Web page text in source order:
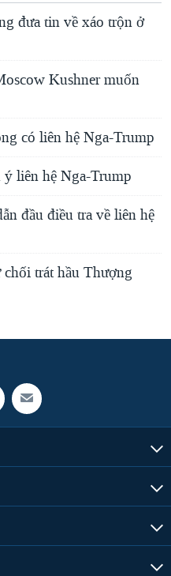
đưa tin về xáo trộn ở
Kushner muốn
có liên hệ Nga-Trump
liên hệ Nga-Trump
đầu điều tra về liên hệ
trát hầu Thượng